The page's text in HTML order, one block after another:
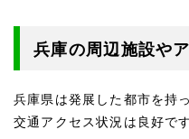
兵庫の周辺施設や
兵庫県は発展した都市を持
交通アクセス状況は良好です